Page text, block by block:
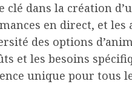
clé dans la création
en direct, et
des options
et les besoins
unique pour tous